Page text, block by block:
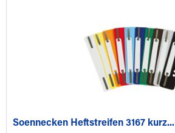
Soennecken Heftstreifen 3167 kurz...